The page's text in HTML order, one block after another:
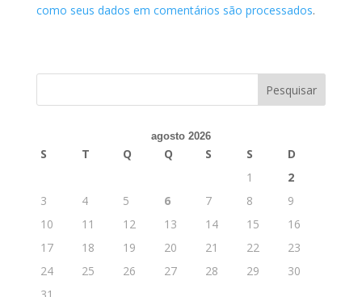
como seus dados em comentários são processados.
agosto 2026
S T Q Q S S
D
1
2
3
4 5 6 7 8
9
10
11 12 13 14 15
16
17
18 19 20 21 22
23
24
25 26 27 28 29
30